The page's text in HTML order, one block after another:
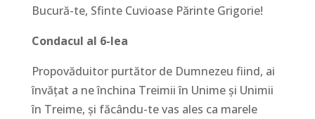
Bucură-te, Sfinte Cuvioase Părinte Grigorie!
Condacul al 6-lea
Propovăduitor purtător de Dumnezeu fiind, ai
învăţat a ne închina Treimii în Unime şi Unimii
în Treime, şi făcându-te vas ales ca marele